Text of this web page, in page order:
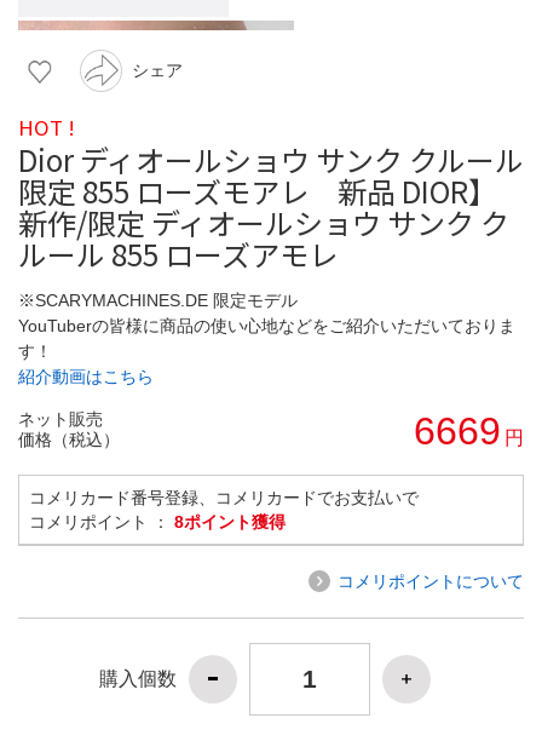
シェア
HOT !
Dior ディオールショウ サンク クルール
限定 855 ローズモアレ 新品 DIOR】
新作/限定 ディオールショウ サンク ク
ルール 855 ローズアモレ
※SCARYMACHINES.DE 限定モデル
YouTuberの皆様に商品の使い心地などをご紹介いただいておりま
す！
紹介動画はこちら
ネット販売
価格（税込）
6669 円
コメリカード番号登録、コメリカードでお支払いで
コメリポイント ： 8ポイント獲得
コメリポイントについて
購入個数